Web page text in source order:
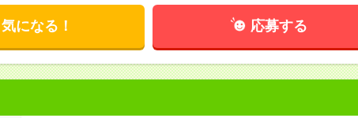
気になる！ 応募する